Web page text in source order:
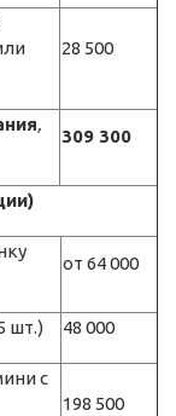
28 500
,
309 300
от 64 000
шт.) 48 000
с
198 500